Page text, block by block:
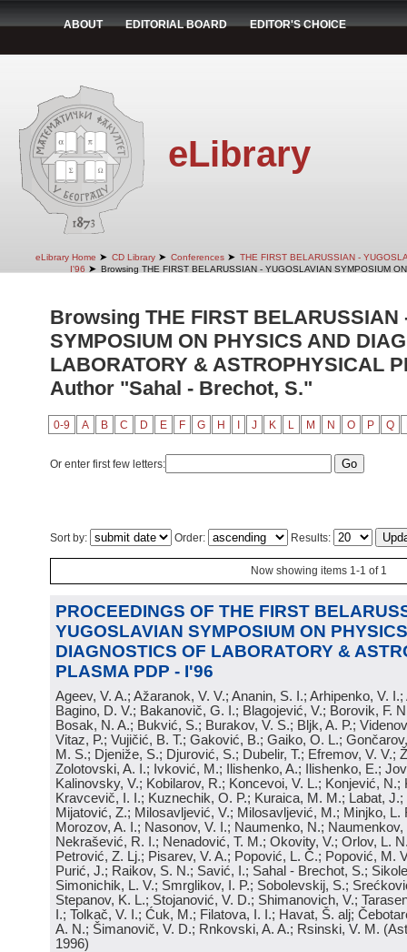
ABOUT EDITORIAL BOARD EDITOR'S CHOICE
eLibrary
eLibrary Home ➤ CD Library ➤ Conferences ➤ THE FIRST BELARUSSIAN -
I'96 ➤ Browsing THE FIRST BELARUSSIAN - YUGOSLAVIAN SYMPOSIUM
Browsing THE FIRST BELARUSSIAN
SYMPOSIUM ON PHYSICS AND
LABORATORY & ASTROPHYSICAL
Author "Sahal - Brechot, S."
0-9 A B C D E F G H J K L M N O P Q
Or enter first few letters:
Sort by: Order: Results:
Now showing items 1-1 of 1
PROCEEDINGS OF THE FIRST
YUGOSLAVIAN SYMPOSIUM ON
DIAGNOSTICS OF LABORATORY &
PLASMA PDP - I'96
Ageev, V. A.; Ažaranok, V. V.; Ananin, S. I.; Arhipenko, V.
Bagino, D. V.; Bakanovič, G. I.; Blagojević, V.; Borovik, F.
Bosak, N. A.; Bukvić, S.; Burakov, V. S.; Bljk, A. P.;
Vitaz, P.; Vujičić, B. T.; Gaković, B.; Gaiko, O. L.;
M. S.; Djeniže, S.; Djurović, S.; Dubelir, T.; Efremov, V. V.;
Zolotovski, A. I.; Ivković, M.; Ilishenko, A.; Ilishenko, E.;
Kalinovsky, V.; Kobilarov, R.; Koncevoi, V. L.; Konjević, N.;
Kravcevič, I. I.; Kuznechik, O. P.; Kuraica, M. M.; Labat,
Mijatović, Z.; Milosavljević, V.; Milosavljević, M.; Minjko, L.
Morozov, A. I.; Nasonov, V. I.; Naumenko, N.; Naumenkov,
Nekrašević, R. I.; Nenadović, T. M.; Okovity, V.; Orlov, L.
Petrović, Z. Lj.; Pisarev, V. A.; Popović, L. Č.; Popović, M.
Purić, J.; Raikov, S. N.; Savić, I.; Sahal - Brechot, S.;
Simonichik, L. V.; Smrglikov, I. P.; Sobolevskij, S.;
Stepanov, K. L.; Stojanović, V. D.; Shimanovich, V.;
I.; Tolkač, V. I.; Ćuk, M.; Filatova, I. I.; Havat, Š. alj;
A. N.; Šimanovič, V. D.; Rnkovski, A. A.; Rsinski, V. M. (
1996)